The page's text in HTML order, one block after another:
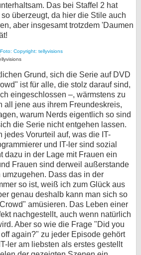
Das bei Staffel 2 hat
überzeugt, da hier die Stile auch
aber insgesamt trotzdem 'Daumen
Grund, sich die Serie auf DVD
ist für alle, die stolz darauf sind,
eingeschlossen –, wärmstens zu
all jene aus ihrem Freundeskreis,
warum Nerds eigentlich so sind
die Serie nicht entgehen lassen.
jedes Vorurteil auf, was die IT-
und IT-ler sind sozial
dazu in der Lage mit Frauen ein
Frauen sind derweil außerstande
Dass das in der
so ist, weiß ich zum Glück aus
genau deshalb kann man sich so
amüsieren. Das Leben einer
nachgestellt, auch wenn natürlich
Aber so wie die Frage "Did you
again?" zu jeder Episode gehört
ler am liebsten als erstes gestellt